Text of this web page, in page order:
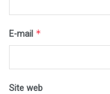
E-mail *
Site web